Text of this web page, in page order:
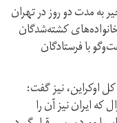
به مدت دو روز در تهران
کشته‌شدگان
با فرستادگان
اوکراین، نیز گفت:
که ایران نیز آن را